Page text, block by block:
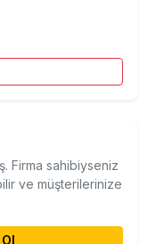
Firma sahibiyseniz
ve müşterilerinize